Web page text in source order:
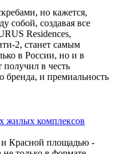
но кажется,
собой, создавая все
Residences,
2, станет самым
в России, но и в
получил в честь
бренда, и премиальность
жилых комплексов
и Красной площадью -